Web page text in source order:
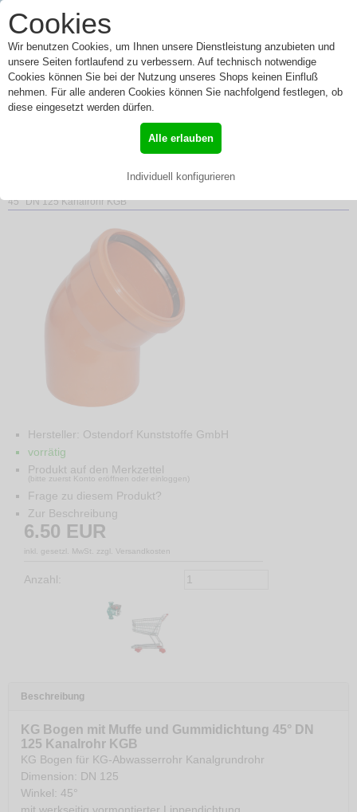
Cookies
Wir benutzen Cookies, um Ihnen unsere Dienstleistung anzubieten und
unsere Seiten fortlaufend zu verbessern. Auf technisch notwendige
Cookies können Sie bei der Nutzung unseres Shops keinen Einfluß
nehmen. Für alle anderen Cookies können Sie nachfolgend festlegen, ob
diese eingesetzt werden dürfen.
Alle erlauben
Individuell konfigurieren
Toggle
Menü
KG Bogen mit Muffe und
Gummidichtung 45° DN
125 Kanalrohr KGB
» KG Bogen mit Muffe und Gummidichtung
45° DN 125 Kanalrohr KGB
Hersteller: Ostendorf Kunststoffe GmbH
vorrätig
Produkt auf den Merkzettel
(bitte zuerst Konto eröffnen oder einloggen)
Frage zu diesem Produkt?
Zur Beschreibung
6.50 EUR
inkl. gesetzl. MwSt. zzgl. Versandkosten
Anzahl:
Beschreibung
KG Bogen mit Muffe und Gummidichtung 45° DN
125 Kanalrohr KGB
KG Bogen für KG-Abwasserrohr Kanalgrundrohr
Dimension: DN 125
Winkel: 45°